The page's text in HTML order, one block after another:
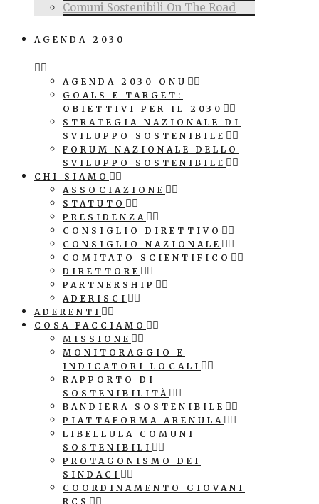
Comuni Sostenibili On The Road
AGENDA 2030
AGENDA 2030 ONU
GOALS E TARGET:
OBIETTIVI PER IL 2030
STRATEGIA NAZIONALE DI
SVILUPPO SOSTENIBILE
FORUM NAZIONALE DELLO
SVILUPPO SOSTENIBILE
CHI SIAMO
ASSOCIAZIONE
STATUTO
PRESIDENZA
CONSIGLIO DIRETTIVO
CONSIGLIO NAZIONALE
COMITATO SCIENTIFICO
DIRETTORE
PARTNERSHIP
ADERISCI
ADERENTI
COSA FACCIAMO
MISSIONE
MONITORAGGIO E
INDICATORI LOCALI
RAPPORTO DI
SOSTENIBILITÀ
BANDIERA SOSTENIBILE
PIATTAFORMA ARENULA
LIBELLULA COMUNI
SOSTENIBILI
PROTAGONISMO DEI
SINDACI
COORDINAMENTO GIOVANI
RCS